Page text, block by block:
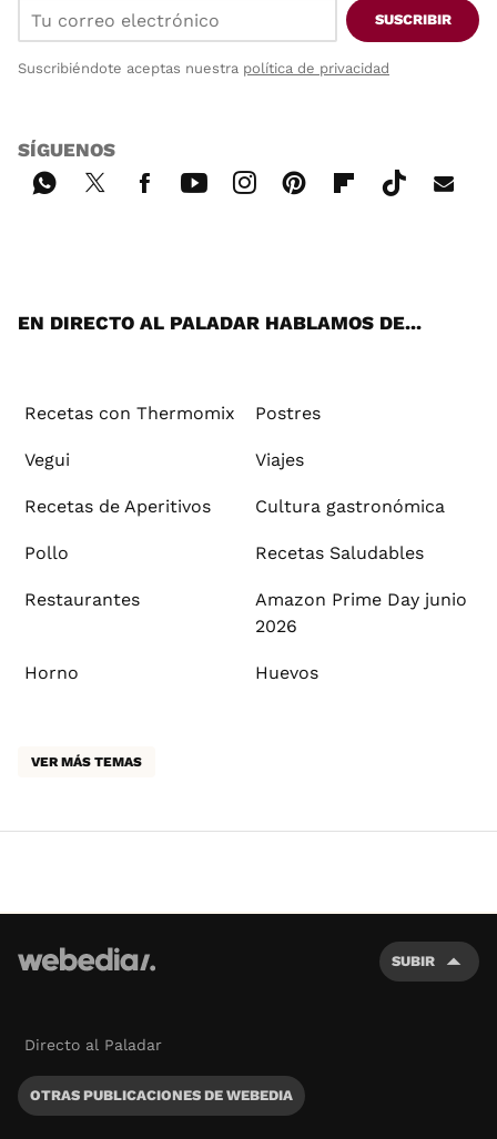
SUSCRIBIR
Suscribiéndote aceptas nuestra política de privacidad
SÍGUENOS
EN DIRECTO AL PALADAR HABLAMOS DE...
Recetas con Thermomix Postres
Vegui Viajes
Recetas de Aperitivos Cultura gastronómica
Pollo Recetas Saludables
Restaurantes
Amazon Prime Day junio
2026
Horno Huevos
VER MÁS TEMAS
SUBIR
Directo al Paladar
OTRAS PUBLICACIONES DE WEBEDIA